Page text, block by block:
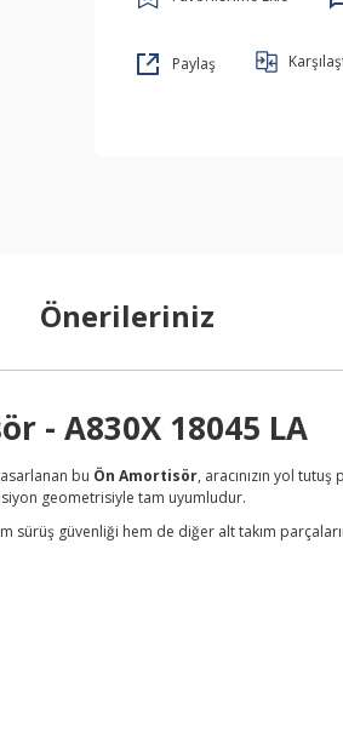
Paylaş
Önerileriniz
- A830X 18045 LA
bu Ön Amortisör, aracınızın yol
geometrisiyle tam uyumludur.
sürüş güvenliği hem de diğer alt takım